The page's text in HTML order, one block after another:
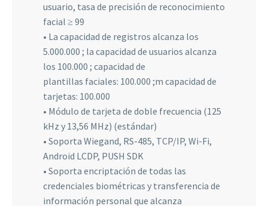
usuario, tasa de precisión de reconocimiento
facial ≥ 99
• La capacidad de registros alcanza los
5.000.000 ; la capacidad de usuarios alcanza
los 100.000 ; capacidad de
plantillas faciales: 100.000 ;m capacidad de
tarjetas: 100.000
• Módulo de tarjeta de doble frecuencia (125
kHz y 13,56 MHz) (estándar)
• Soporta Wiegand, RS-485, TCP/IP, Wi-Fi,
Android LCDP, PUSH SDK
• Soporta encriptación de todas las
credenciales biométricas y transferencia de
información personal que alcanza
desaparecerán
intereses y
mientras visitas
aumentas la
posibilidad de
ofertas